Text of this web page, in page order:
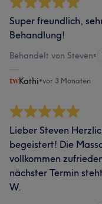
Super freundlich,
Behandlung!
Behandelt von Steven•
Kathi•vor 3 Monaten
Lieber Steven
begeistert! Die
vollkommen
nächster Termin
W.